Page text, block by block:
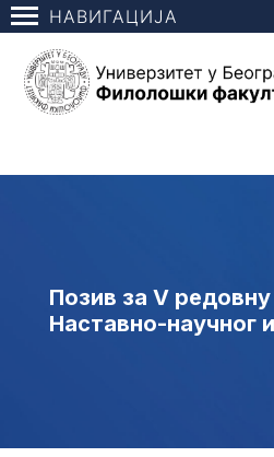
НАВИГАЦИЈА
Позив за V
Наставно-научног